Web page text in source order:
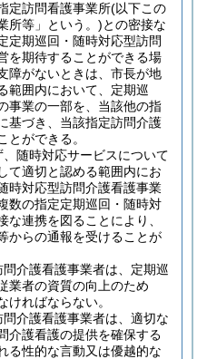
定訪問看護事業所(以下この
所等」という。)との密接な
定期巡回・随時対応型訪問
を期待することができる場
障がないときは、市長が地
範囲内において、定期巡
事業の一部を、当該他の指
基づき、当該指定訪問介護
とができる。
随時対応サービスについて
て適切と認める範囲内にお
時対応型訪問介護看護事業
数の指定定期巡回・随時対
連携を図ることにより、
からの通報を受けることが
介護看護事業者は、定期巡
業者の資質の向上のため
ければならない。
介護看護事業者は、適切な
介護看護の提供を確保する
る性的な言動又は優越的な